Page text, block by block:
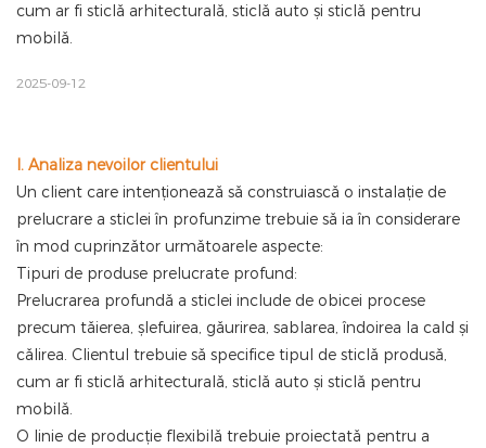
cum ar fi sticlă arhitecturală, sticlă auto și sticlă pentru
mobilă.
2025-09-12
I. Analiza nevoilor clientului
Un client care intenționează să construiască o instalație de
prelucrare a sticlei în profunzime trebuie să ia în considerare
în mod cuprinzător următoarele aspecte:
Tipuri de produse prelucrate profund:
Prelucrarea profundă a sticlei include de obicei procese
precum tăierea, șlefuirea, găurirea, sablarea, îndoirea la cald și
călirea. Clientul trebuie să specifice tipul de sticlă produsă,
cum ar fi sticlă arhitecturală, sticlă auto și sticlă pentru
mobilă.
O linie de producție flexibilă trebuie proiectată pentru a